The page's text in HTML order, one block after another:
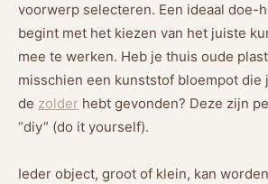
voorwerp selecteren. Een ideaal
begint met het kiezen van het juiste
mee te werken. Heb je thuis oude
misschien een kunststof bloempot die
de zolder hebt gevonden? Deze zijn
“diy” (do it yourself).
Ieder object, groot of klein, kan